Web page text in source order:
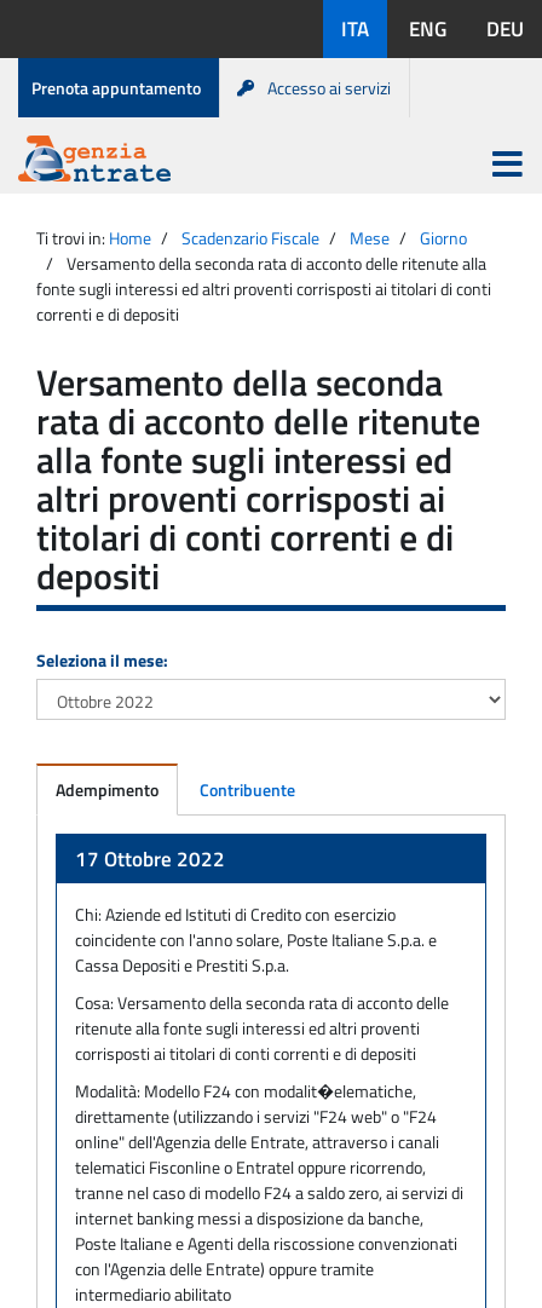
contenuto
disponibili:
ITA ENG DEU
Menu
di
servizio
Prenota appuntamento Accesso ai servizi
Agenzia
Entrate
Apri
menu
principale
Ti trovi in: Home Scadenzario Fiscale Mese
Giorno
Versamento della seconda rata di acconto delle ritenute alla
fonte sugli interessi ed altri proventi corrisposti ai titolari di conti
correnti e di depositi
Versamento della seconda
rata di acconto delle ritenute
alla fonte sugli interessi ed
altri proventi corrisposti ai
titolari di conti correnti e di
depositi
Seleziona il mese:
Adempimento Contribuente
17 Ottobre 2022
Chi:Aziende ed Istituti di Credito con esercizio
coincidente con l'anno solare, Poste Italiane S.p.a. e
Cassa Depositi e Prestiti S.p.a.
Cosa:Versamento della seconda rata di acconto delle
ritenute alla fonte sugli interessi ed altri proventi
corrisposti ai titolari di conti correnti e di depositi
Modalità: Modello F24 con modalit�elematiche,
direttamente (utilizzando i servizi "F24 web" o "F24
online" dell'Agenzia delle Entrate, attraverso i canali
telematici Fisconline o Entratel oppure ricorrendo,
tranne nel caso di modello F24 a saldo zero, ai servizi di
internet banking messi a disposizione da banche,
Poste Italiane e Agenti della riscossione convenzionati
con l'Agenzia delle Entrate) oppure tramite
intermediario abilitato